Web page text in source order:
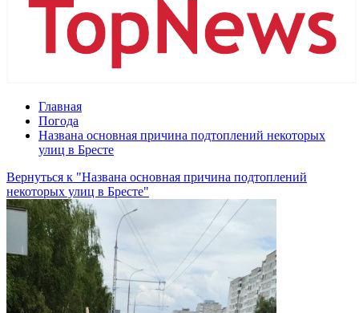
Главная
Погода
Названа основная причина подтоплений некоторых
улиц в Бресте
Вернуться к "Названа основная причина подтоплений
некоторых улиц в Бресте"